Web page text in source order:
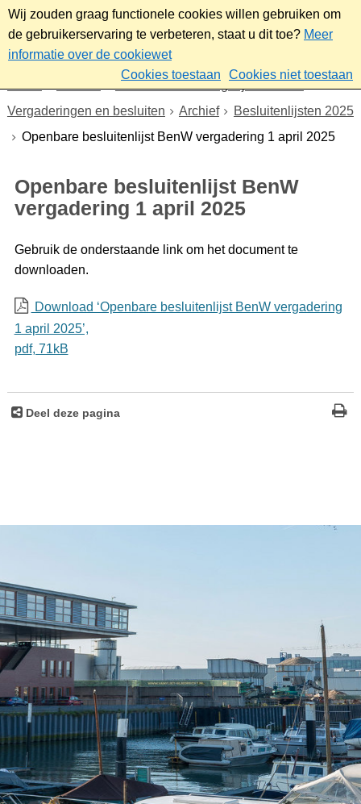
Wij zouden graag functionele cookies willen gebruiken om
de gebruikerservaring te verbeteren, staat u dit toe? Meer
informatie over de cookiewet
Cookies toestaan
Cookies niet toestaan
Gemeenteraad/Dagelijks bestuur
Vergaderingen en besluiten
Archief
Besluitenlijsten 2025
Openbare besluitenlijst BenW vergadering 1 april 2025
Openbare besluitenlijst BenW
vergadering 1 april 2025
Gebruik de onderstaande link om het document te
downloaden.
Download ‘Openbare besluitenlijst BenW vergadering
1 april 2025’,
pdf, 71kB
Deel deze pagina